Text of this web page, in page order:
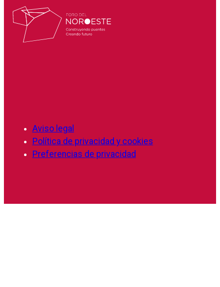
Aviso legal
Política de privacidad y cookies
Preferencias de privacidad